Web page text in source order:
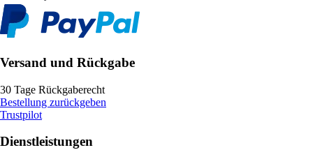
Versand und Rückgabe
30 Tage Rückgaberecht
Bestellung zurückgeben
Trustpilot
Dienstleistungen